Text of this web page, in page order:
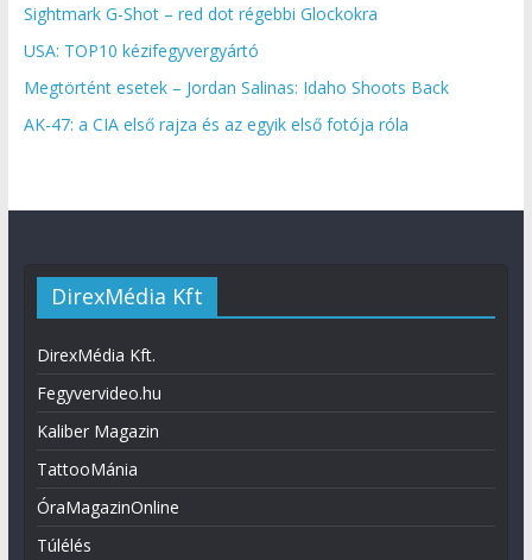
Sightmark G-Shot – red dot régebbi Glockokra
USA: TOP10 kézifegyvergyártó
Megtörtént esetek – Jordan Salinas: Idaho Shoots Back
AK-47: a CIA első rajza és az egyik első fotója róla
DirexMédia Kft
DirexMédia Kft.
Fegyvervideo.hu
Kaliber Magazin
TattooMánia
ÓraMagazinOnline
Túlélés